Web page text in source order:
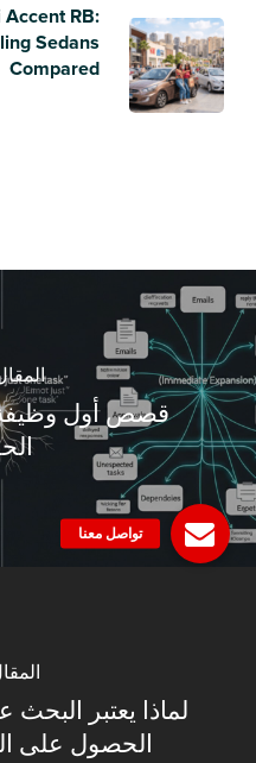
RB:
Sedans
Compared
قصص أول وظيفة:
لماذا يعتبر
الحصول على